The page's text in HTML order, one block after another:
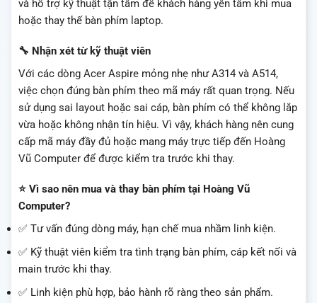
và hỗ trợ kỹ thuật tận tâm để khách hàng yên tâm khi mua
hoặc thay thế bàn phím laptop.
🔧 Nhận xét từ kỹ thuật viên
Với các dòng Acer Aspire mỏng nhẹ như A314 và A514,
việc chọn đúng bàn phím theo mã máy rất quan trọng. Nếu
sử dụng sai layout hoặc sai cáp, bàn phím có thể không lắp
vừa hoặc không nhận tín hiệu. Vì vậy, khách hàng nên cung
cấp mã máy đầy đủ hoặc mang máy trực tiếp đến Hoàng
Vũ Computer để được kiểm tra trước khi thay.
⭐ Vì sao nên mua và thay bàn phím tại Hoàng Vũ
Computer?
✅ Tư vấn đúng dòng máy, hạn chế mua nhầm linh kiện.
✅ Kỹ thuật viên kiểm tra tình trạng bàn phím, cáp kết nối và
main trước khi thay.
✅ Linh kiện phù hợp, bảo hành rõ ràng theo sản phẩm.